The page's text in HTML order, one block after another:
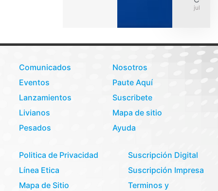
julio 31,
Comunicados
Eventos
Lanzamientos
Livianos
Pesados
Nosotros
Paute Aquí
Suscribete
Mapa de sitio
Ayuda
Politica de Privacidad
Línea Etica
Mapa de Sitio
Suscripción Digital
Suscripción Impresa
Terminos y